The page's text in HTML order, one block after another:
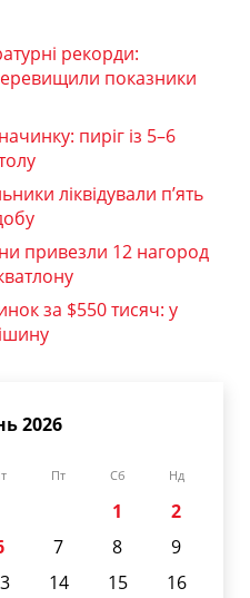
рекорди:
показники
пиріг із 5–6
ліквідували п’ять
привезли 12 нагород
за $550 тисяч: у
2026
Пт Сб Нд
1
2
7 8
9
14 15
16